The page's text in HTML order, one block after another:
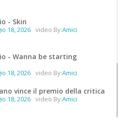
- Skin
18, 2026 video By:Amici
- Wanna be starting
18, 2026 video By:Amici
vince il premio della critica
18, 2026 video By:Amici